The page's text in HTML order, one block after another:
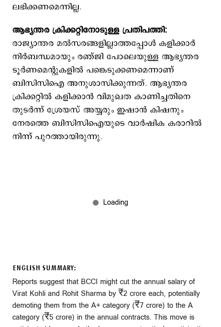
ലഭിക്കണമെന്നില്ല.
ആഭ്യന്തര ക്രിക്കറ്റിനോടുള്ള പ്രതിപത്തി:
രാജ്യാന്തര മല്‍സരങ്ങളില്ലാത്തപ്പോള്‍ കളിക്കാര്‍
നിര്‍ബന്ധമായും രഞ്ജി പോലെയുള്ള ആഭ്യന്തര
ടൂര്‍ണമെന്‍റുകളില്‍ പങ്കെടുക്കണമെന്നാണ്
ബിസിസിഐ അനുശാസിക്കുന്നത്. ആഭ്യന്തര
ക്രിക്കറ്റില്‍ കളിക്കാന്‍ വിമുഖത കാണിച്ചതിനെ
തുടര്‍ന്ന് ശ്രേയസ് അയ്യരും ഇഷാന്‍ കിഷനും
നേരത്തെ ബിസിസിഐയുടെ വാര്‍ഷിക കരാറില്‍
നിന്ന് പുറത്തായിരുന്നു.
ENGLISH SUMMARY:
Reports suggest that BCCI might cut the annual salary of
Virat Kohli and Rohit Sharma by ₹2 crore each, potentially
demoting them from the A+ category (₹7 crore) to the A
category (₹5 crore) in the annual contracts. This move is